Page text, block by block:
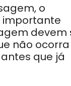
o
importante
devem
não
que já